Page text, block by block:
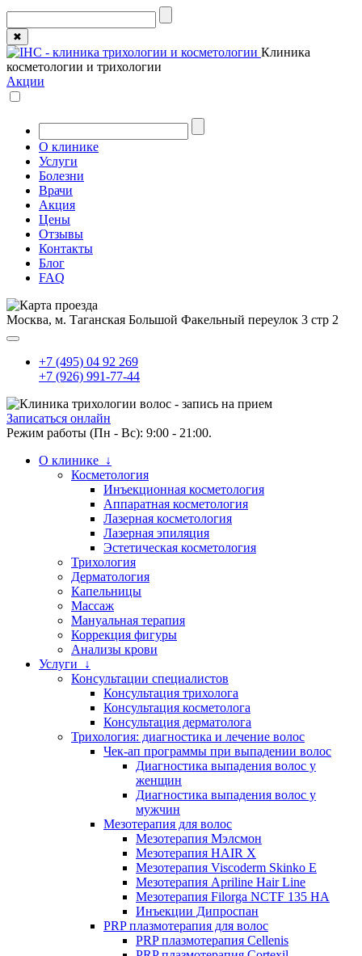
✖
Клиника
косметологии и трихологии
Акции
О клинике
Услуги
Болезни
Врачи
Акция
Цены
Отзывы
Контакты
Блог
FAQ
Москва, м. Таганская Большой Факельный переулок 3 стр 2
+7 (495) 04 92 269
+7 (926) 991-77-44
Записаться онлайн
Режим работы (Пн - Вс): 9:00 - 21:00.
О клинике ↓
Косметология
Инъекционная косметология
Аппаратная косметология
Лазерная косметология
Лазерная эпиляция
Эстетическая косметология
Трихология
Дерматология
Капельницы
Массаж
Мануальная терапия
Коррекция фигуры
Анализы крови
Услуги ↓
Консультации специалистов
Консультация трихолога
Консультация косметолога
Консультация дерматолога
Трихология: диагностика и лечение волос
Чек-ап программы при выпадении волос
Диагностика выпадения волос у
женщин
Диагностика выпадения волос у
мужчин
Мезотерапия для волос
Мезотерапия Мэлсмон
Мезотерапия HAIR X
Мезотерапия Viscoderm Skinko E
Мезотерапия Apriline Hair Line
Мезотерапия Filorga NCTF 135 HA
Инъекции Дипроспан
PRP плазмотерапия для волос
PRP плазмотерапия Cellenis